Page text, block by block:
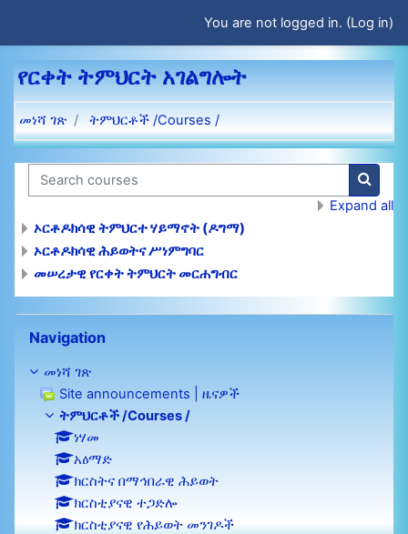
You are not logged in. (Log in)
የርቀት ትምህርት አገልግሎት
መነሻ ገጽ ትምህርቶች /Courses /
Search courses
Expand all
ኦርቶዶክሳዊ ትምህርተ ሃይማኖት (ዶግማ)
ኦርቶዶክሳዊ ሕይወትና ሥነምግባር
መሠረታዊ የርቀት ትምህርት መርሐግብር
Navigation
መነሻ ገጽ
Site announcements | ዜናዎች
ትምህርቶች /Courses /
ነሃመ
አዕማድ
ክርስትና በማኅበራዊ ሕይወት
ክርስቲያናዊ ተጋድሎ
ክርስቲያናዊ የሕይወት መንገዶች